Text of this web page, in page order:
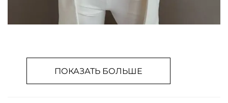
ПОКАЗАТЬ БОЛЬШЕ